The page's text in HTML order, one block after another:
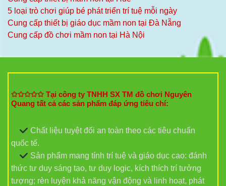
5 loại trò chơi giúp bé phát triển trí tuệ mỗi ngày
Cung cấp thiết bị giáo dục mầm non tại Đà Nẵng
Cung cấp đồ chơi mầm non tại Hà Nội
✩✩✩✩✩ Tại công ty TNHH SX TM đồ chơi Nguyên
Quang tất cả các sản phẩm đáp ứng tiêu chí:
Chất liệu tuyệt đối an toàn theo các tiêu chuẩn
quốc tế.
Sản phẩm mang tính trí tuệ và giáo dục cao: đánh
thức tư duy sáng tạo, tư duy logic, kích thích trí tưởng
tượng; rèn luyện khả năng vận động và linh hoạt, phát